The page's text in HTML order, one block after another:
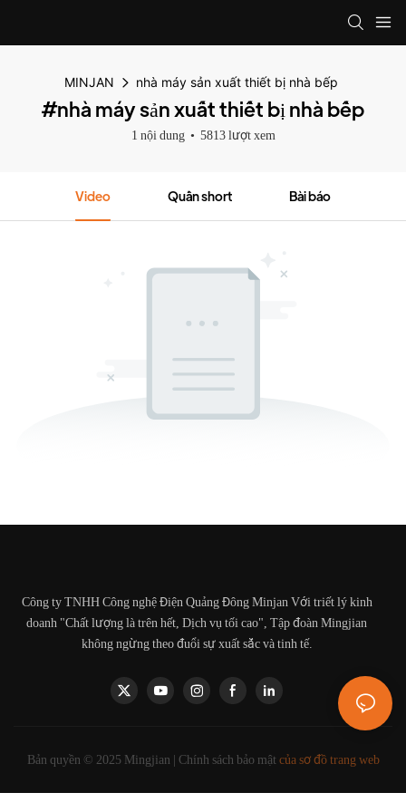
MINJAN nhà máy sản xuất thiết bị nhà bếp
#nhà máy sản xuất thiết bị nhà bếp
1 nội dung 5813 lượt xem
Video Quần short Bài báo
Công ty TNHH Công nghệ Điện Quảng Đông Minjan Với triết lý kinh
doanh "Chất lượng là trên hết, Dịch vụ tối cao", Tập đoàn Mingjian
không ngừng theo đuổi sự xuất sắc và tinh tế.
Bản quyền © 2025 Mingjian | Chính sách bảo mật của sơ đồ trang web